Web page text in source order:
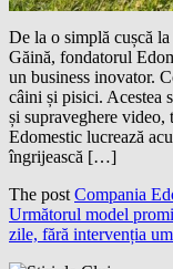
De la o simplă cușcă
Găină, fondatorul
un business inovator.
câini și pisici. Acestea
și supraveghere
Edomestic lucrează
îngrijească […]
The postCompania
Următorul model
zile, fără intervenția